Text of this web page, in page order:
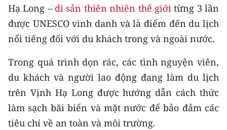
E-Magazine
Video
Media Kinh tế
Media Văn hóa
Media Xã hội
Hạ Long – di sản thiên nhiên thế giớitừng 3 lần
được UNESCO vinh danh và là điểm đến du lịch
nổi tiếng đối với du khách trong và ngoài nước.
Trong quá trình dọn rác, các tình nguyện viên,
du khách và người lao động đang làm du lịch
trên Vịnh Hạ Long được hướng dẫn cách thức
làm sạch bãi biển và mặt nước để bảo đảm các
tiêu chí về an toàn và môi trường.